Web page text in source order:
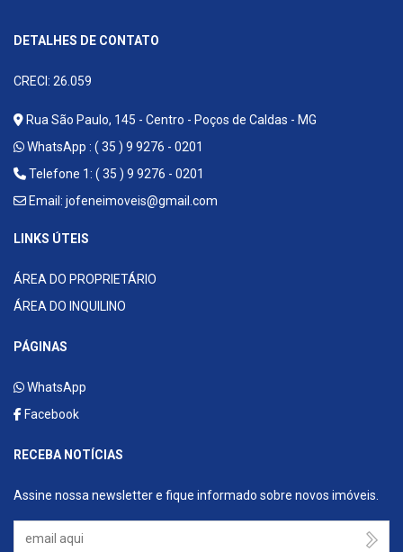
DETALHES DE CONTATO
CRECI: 26.059
Rua São Paulo, 145 - Centro - Poços de Caldas - MG
WhatsApp : ( 35 ) 9 9276 - 0201
Telefone 1: ( 35 ) 9 9276 - 0201
Email: jofeneimoveis@gmail.com
LINKS ÚTEIS
ÁREA DO PROPRIETÁRIO
ÁREA DO INQUILINO
PÁGINAS
WhatsApp
Facebook
RECEBA NOTÍCIAS
Assine nossa newsletter e fique informado sobre novos imóveis.
Seu Email